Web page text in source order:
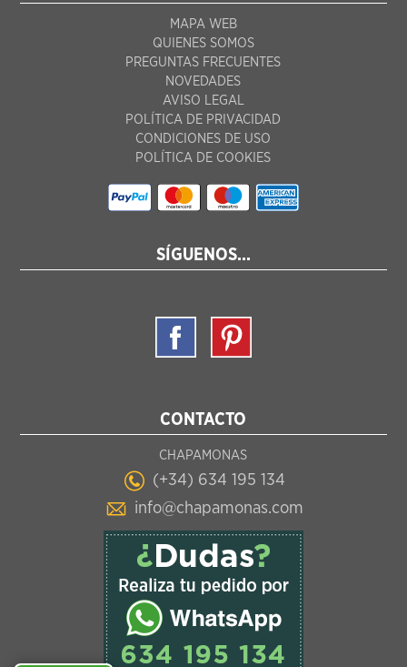
MAPA WEB
QUIENES SOMOS
PREGUNTAS FRECUENTES
NOVEDADES
AVISO LEGAL
POLÍTICA DE PRIVACIDAD
CONDICIONES DE USO
POLÍTICA DE COOKIES
SÍGUENOS...
CONTACTO
CHAPAMONAS
(+34) 634 195 134
info@chapamonas.com